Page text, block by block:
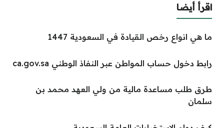
اقرأ أيضا
ما هي انواع رخص القيادة في السعودية 1447
رابط دخول حساب المواطن عبر النفاذ الوطني ca.gov.sa
طرق طلب مساعدة مالية من ولي العهد محمد بن
سلمان